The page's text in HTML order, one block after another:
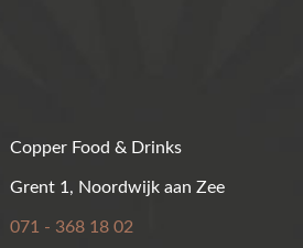
Copper Food & Drinks
Grent 1, Noordwijk aan Zee
071 - 368 18 02